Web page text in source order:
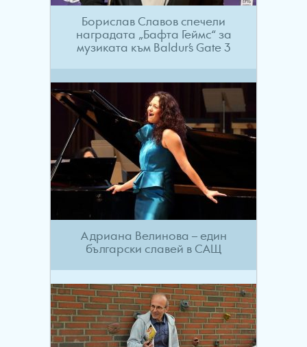
Борислав Славов спечели
наградата „Бафта Геймс“ за
музиката към Baldur’s Gate 3
Адриана Велинова – един
български славей в САЩ